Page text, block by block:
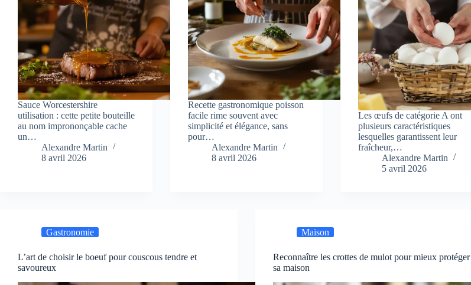
Sauce Worcestershire
utilisation : cette petite bouteille
au nom imprononçable cache
un…
Alexandre Martin
8 avril 2026
Recette gastronomique poisson
facile rime souvent avec
simplicité et élégance, sans
pour…
Alexandre Martin
8 avril 2026
Les œufs de catégorie A ont
plusieurs caractéristiques
lesquelles garantissent leur
fraîcheur,…
Alexandre Martin
5 avril 2026
Gastronomie
L’art de choisir le boeuf pour couscous tendre et
savoureux
Maison
Reconnaître les crottes de mulot pour mieux protéger
sa maison